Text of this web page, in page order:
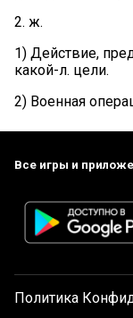
2. ж.
1) Действие,
какой-л. цели.
2) Военная
Все игры и
Политика